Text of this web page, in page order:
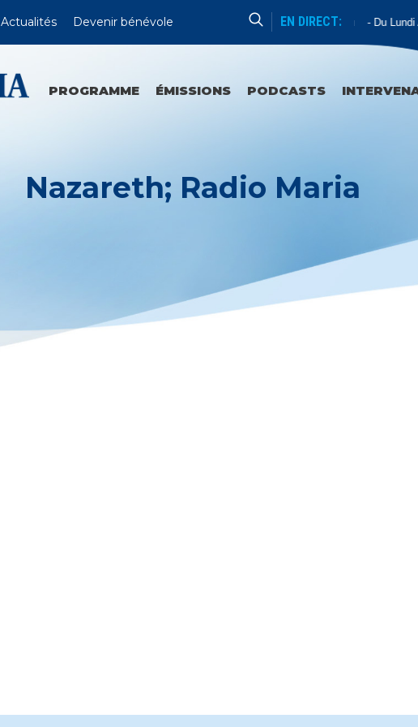
Actualités Devenir bénévole EN DIRECT:
Catéchèse Du Père Mathieu Du Lundi
PROGRAMME ÉMISSIONS PODCASTS
Nazareth; Radio Maria